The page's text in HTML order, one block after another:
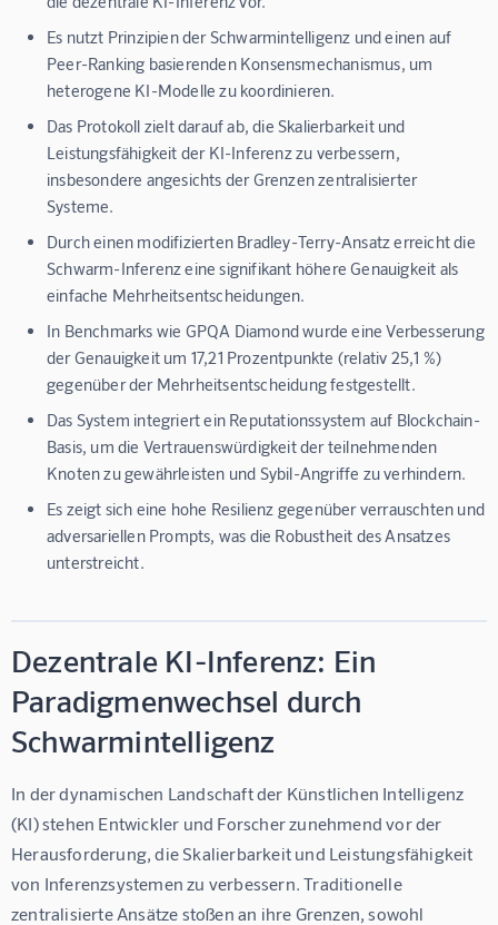
Es nutzt Prinzipien der Schwarmintelligenz und einen auf
Peer-Ranking basierenden Konsensmechanismus, um
heterogene KI-Modelle zu koordinieren.
Das Protokoll zielt darauf ab, die Skalierbarkeit und
Leistungsfähigkeit der KI-Inferenz zu verbessern,
insbesondere angesichts der Grenzen zentralisierter
Systeme.
Durch einen modifizierten Bradley-Terry-Ansatz erreicht die
Schwarm-Inferenz eine signifikant höhere Genauigkeit als
einfache Mehrheitsentscheidungen.
In Benchmarks wie GPQA Diamond wurde eine Verbesserung
der Genauigkeit um 17,21 Prozentpunkte (relativ 25,1 %)
gegenüber der Mehrheitsentscheidung festgestellt.
Das System integriert ein Reputationssystem auf Blockchain-
Basis, um die Vertrauenswürdigkeit der teilnehmenden
Knoten zu gewährleisten und Sybil-Angriffe zu verhindern.
Es zeigt sich eine hohe Resilienz gegenüber verrauschten und
adversariellen Prompts, was die Robustheit des Ansatzes
unterstreicht.
Dezentrale KI-Inferenz: Ein
Paradigmenwechsel durch
Schwarmintelligenz
In der dynamischen Landschaft der Künstlichen Intelligenz
(KI) stehen Entwickler und Forscher zunehmend vor der
Herausforderung, die Skalierbarkeit und Leistungsfähigkeit
von Inferenzsystemen zu verbessern. Traditionelle
zentralisierte Ansätze stoßen an ihre Grenzen, sowohl